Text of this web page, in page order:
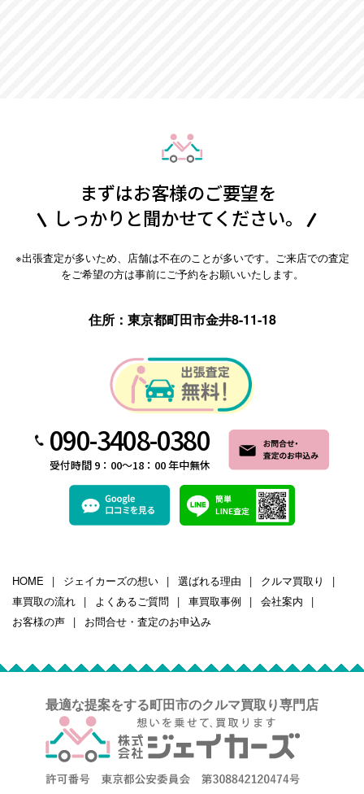
まずはお客様のご要望を
しっかりと聞かせてください。
※出張査定が多いため、店舗は不在のことが多いです。ご来店での査定
をご希望の方は事前にご予約をお願いいたします。
住所：東京都町田市金井8-11-18
090-3408-0380
受付時間 9：00～18：00 年中無休
HOME ジェイカーズの想い 選ばれる理由
クルマ買取り
車買取の流れ
よくあるご質問 車買取事例
会社案内
お客様の声
お問合せ・査定のお申込み
最適な提案をする町田市のクルマ買取り専門店